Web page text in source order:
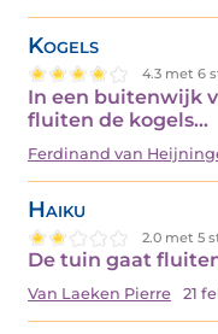
Kogels
4.3 met 6
In een buitenwijk
fluiten de kogels…
Ferdinand van
Haiku
2.0 met 5
De tuin gaat
Van Laeken Pierre 21